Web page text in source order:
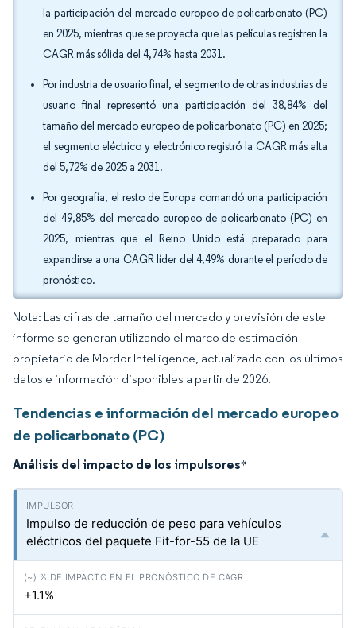
la participación del mercado europeo de policarbonato (PC)
en 2025, mientras que se proyecta que las películas registren la
CAGR más sólida del 4,74% hasta 2031.
Por industria de usuario final, el segmento de otras industrias de
usuario final representó una participación del 38,84% del
tamaño del mercado europeo de policarbonato (PC) en 2025;
el segmento eléctrico y electrónico registró la CAGR más alta
del 5,72% de 2025 a 2031.
Por geografía, el resto de Europa comandó una participación
del 49,85% del mercado europeo de policarbonato (PC) en
2025, mientras que el Reino Unido está preparado para
expandirse a una CAGR líder del 4,49% durante el período de
pronóstico.
Nota: Las cifras de tamaño del mercado y previsión de este
informe se generan utilizando el marco de estimación
propietario de Mordor Intelligence, actualizado con los últimos
datos e información disponibles a partir de 2026.
Tendencias e información del mercado europeo
de policarbonato (PC)
Análisis del impacto de los impulsores*
Impulso de reducción de peso para vehículos
eléctricos del paquete Fit-for-55 de la UE
+1.1%